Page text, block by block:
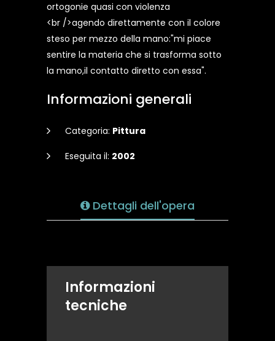
ortogonie quasi con violenza
<br />agendo direttamente con il colore
steso per mezzo della mano:"mi piace
sentire la materia che si trasforma sotto
la mano,il contatto diretto con essa".
Informazioni generali
Categoria: Pittura
Eseguita il: 2002
Dettagli dell'opera
Informazioni
tecniche